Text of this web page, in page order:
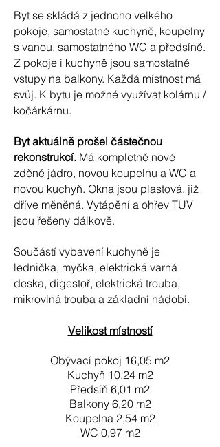
Byt se skládá z jednoho velkého
pokoje, samostatné kuchyně, koupelny
s vanou, samostatného WC a předsíně.
Z pokoje i kuchyně jsou samostatné
vstupy na balkony. Každá místnost má
svůj. K bytu je možné využívat kolárnu /
kočárkárnu.
Byt aktuálně prošel částečnou
rekonstrukcí. Má kompletně nové
zděné jádro, novou koupelnu a WC a
novou kuchyň. Okna jsou plastová, již
dříve měněná. Vytápění a ohřev TUV
jsou řešeny dálkově.
Součástí vybavení kuchyně je
lednička, myčka, elektrická varná
deska, digestoř, elektrická trouba,
mikrovlná trouba a základní nádobí.
Velikost místností
Obývací pokoj 16,05 m2
Kuchyň 10,24 m2
Předsíň 6,01 m2
Balkony 6,20 m2
Koupelna 2,54 m2
WC 0,97 m2